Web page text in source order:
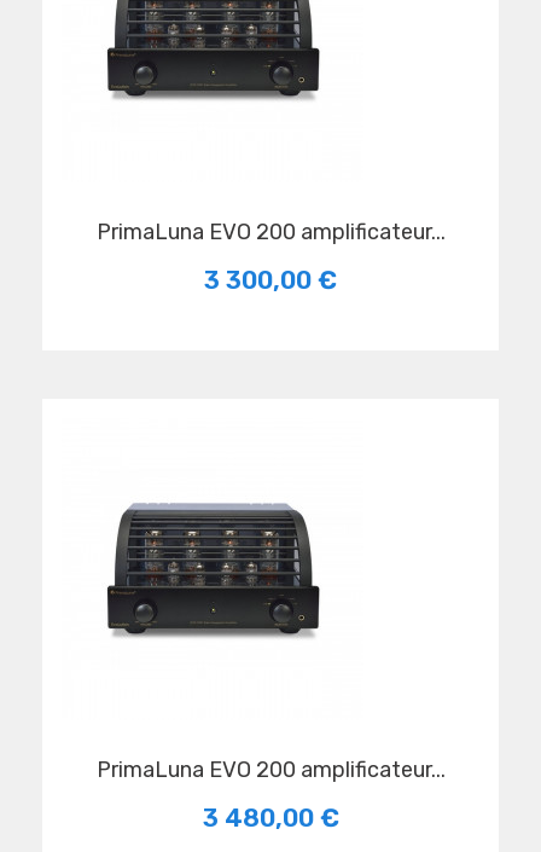
PrimaLuna EVO 200 amplificateur...
3 300,00 €
PrimaLuna EVO 200 amplificateur...
3 480,00 €